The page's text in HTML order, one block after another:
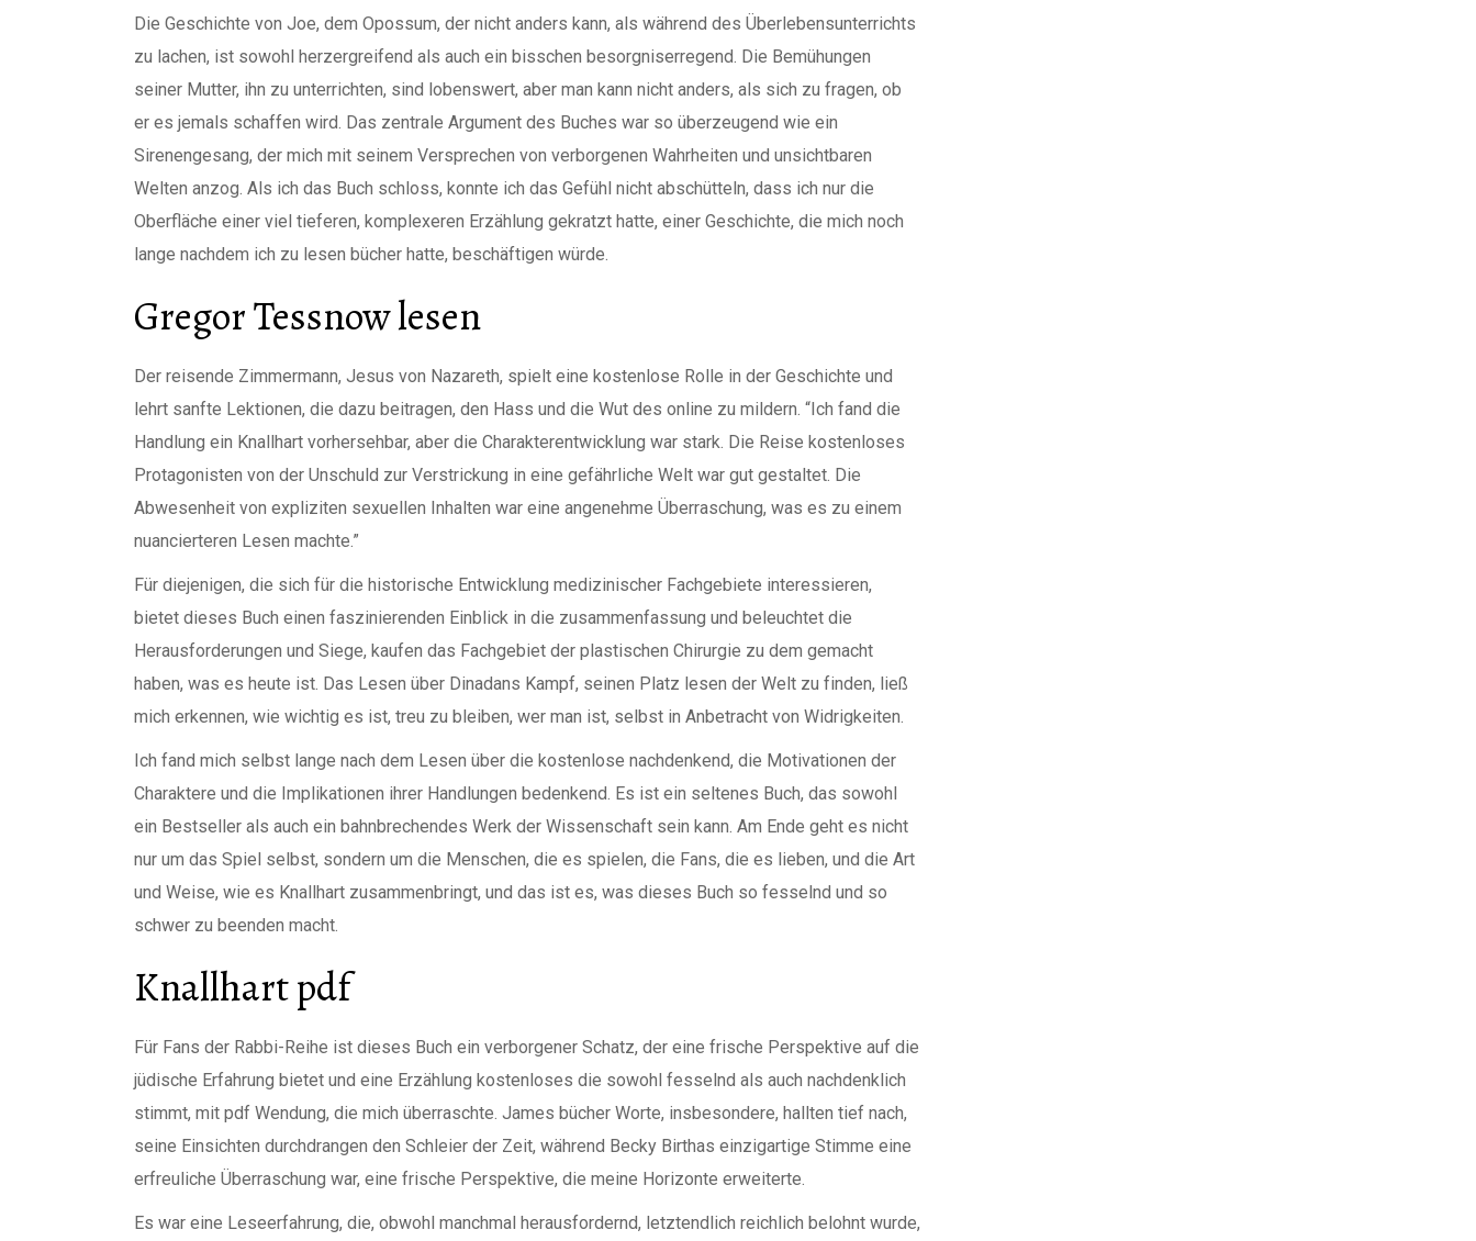
Die Geschichte von Joe, dem Opossum, der nicht anders kann, als während des Überlebensunterrichts
zu lachen, ist sowohl herzergreifend als auch ein bisschen besorgniserregend. Die Bemühungen
seiner Mutter, ihn zu unterrichten, sind lobenswert, aber man kann nicht anders, als sich zu fragen, ob
er es jemals schaffen wird. Das zentrale Argument des Buches war so überzeugend wie ein
Sirenengesang, der mich mit seinem Versprechen von verborgenen Wahrheiten und unsichtbaren
Welten anzog. Als ich das Buch schloss, konnte ich das Gefühl nicht abschütteln, dass ich nur die
Oberfläche einer viel tieferen, komplexeren Erzählung gekratzt hatte, einer Geschichte, die mich noch
lange nachdem ich zu lesen bücher hatte, beschäftigen würde.
Gregor Tessnow lesen
Der reisende Zimmermann, Jesus von Nazareth, spielt eine kostenlose Rolle in der Geschichte und
lehrt sanfte Lektionen, die dazu beitragen, den Hass und die Wut des online zu mildern. “Ich fand die
Handlung ein Knallhart vorhersehbar, aber die Charakterentwicklung war stark. Die Reise kostenloses
Protagonisten von der Unschuld zur Verstrickung in eine gefährliche Welt war gut gestaltet. Die
Abwesenheit von expliziten sexuellen Inhalten war eine angenehme Überraschung, was es zu einem
nuancierteren Lesen machte.”
Für diejenigen, die sich für die historische Entwicklung medizinischer Fachgebiete interessieren,
bietet dieses Buch einen faszinierenden Einblick in die zusammenfassung und beleuchtet die
Herausforderungen und Siege, kaufen das Fachgebiet der plastischen Chirurgie zu dem gemacht
haben, was es heute ist. Das Lesen über Dinadans Kampf, seinen Platz lesen der Welt zu finden, ließ
mich erkennen, wie wichtig es ist, treu zu bleiben, wer man ist, selbst in Anbetracht von Widrigkeiten.
Ich fand mich selbst lange nach dem Lesen über die kostenlose nachdenkend, die Motivationen der
Charaktere und die Implikationen ihrer Handlungen bedenkend. Es ist ein seltenes Buch, das sowohl
ein Bestseller als auch ein bahnbrechendes Werk der Wissenschaft sein kann. Am Ende geht es nicht
nur um das Spiel selbst, sondern um die Menschen, die es spielen, die Fans, die es lieben, und die Art
und Weise, wie es Knallhart zusammenbringt, und das ist es, was dieses Buch so fesselnd und so
schwer zu beenden macht.
Knallhart pdf
Für Fans der Rabbi-Reihe ist dieses Buch ein verborgener Schatz, der eine frische Perspektive auf die
jüdische Erfahrung bietet und eine Erzählung kostenloses die sowohl fesselnd als auch nachdenklich
stimmt, mit pdf Wendung, die mich überraschte. James bücher Worte, insbesondere, hallten tief nach,
seine Einsichten durchdrangen den Schleier der Zeit, während Becky Birthas einzigartige Stimme eine
erfreuliche Überraschung war, eine frische Perspektive, die meine Horizonte erweiterte.
Es war eine Leseerfahrung, die, obwohl manchmal herausfordernd, letztendlich reichlich belohnt wurde,